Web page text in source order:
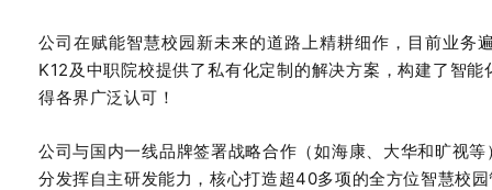
公司在赋能智慧校园新未来的道路上精耕细作，目前业务
K12及中职院校提供了私有化定制的解决方案，构建了智
得各界广泛认可！
公司与国内一线品牌签署战略合作（如海康、大华和旷视
分发挥自主研发能力，核心打造超40多项的全方位智慧校